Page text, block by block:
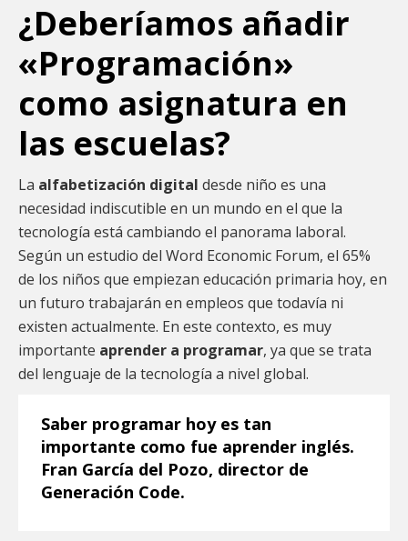
¿Deberíamos añadir
«Programación»
como asignatura en
las escuelas?
La alfabetización digital desde niño es una
necesidad indiscutible en un mundo en el que la
tecnología está cambiando el panorama laboral.
Según un estudio del Word Economic Forum, el 65%
de los niños que empiezan educación primaria hoy, en
un futuro trabajarán en empleos que todavía ni
existen actualmente. En este contexto, es muy
importante aprender a programar, ya que se trata
del lenguaje de la tecnología a nivel global.
Saber programar hoy es tan
importante como fue aprender inglés.
Fran García del Pozo, director de
Generación Code.